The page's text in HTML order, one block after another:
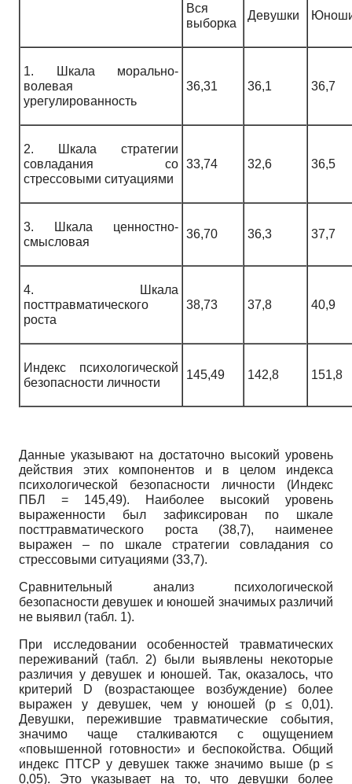
Вся
выборка
Девушки
1. Шкала морально-
волевая
урегулированность
36,31 36,1 36,7
2. Шкала стратегии
совладания со
стрессовыми ситуациями
33,74 32,6 36,5
3. Шкала ценностно-
смысловая
36,70 36,3 37,7
4. Шкала
посттравматического
роста
38,73 37,8 40,9
Индекс психологической
безопасности личности
145,49 142,8 151,8
Данные указывают на достаточно высокий уровень
действия этих компонентов и в целом индекса
психологической безопасности личности (Индекс
ПБЛ = 145,49). Наиболее высокий уровень
выраженности был зафиксирован по шкале
посттравматического роста (38,7), наименее
выражен – по шкале стратегии совладания со
стрессовыми ситуациями (33,7).
Сравнительный анализ психологической
безопасности девушек и юношей значимых различий
не выявил (табл. 1).
При исследовании особенностей травматических
переживаний (табл. 2) были выявлены некоторые
различия у девушек и юношей. Так, оказалось, что
критерий D (возрастающее возбуждение) более
выражен у девушек, чем у юношей (р ≤ 0,01).
Девушки, пережившие травматические события,
значимо чаще сталкиваются с ощущением
«повышенной готовности» и беспокойства. Общий
индекс ПТСР у девушек также значимо выше (р ≤
0,05). Это указывает на то, что девушки более